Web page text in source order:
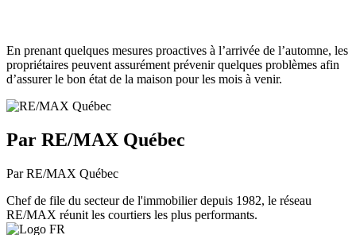
En prenant quelques mesures proactives à l’arrivée de l’automne, les
propriétaires peuvent assurément prévenir quelques problèmes afin
d’assurer le bon état de la maison pour les mois à venir.
Par RE/MAX Québec
Par RE/MAX Québec
Chef de file du secteur de l'immobilier depuis 1982, le réseau
RE/MAX réunit les courtiers les plus performants.